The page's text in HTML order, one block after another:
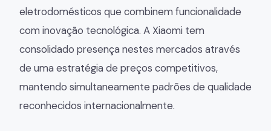
eletrodomésticos que combinem funcionalidade
com inovação tecnológica. A Xiaomi tem
consolidado presença nestes mercados através
de uma estratégia de preços competitivos,
mantendo simultaneamente padrões de qualidade
reconhecidos internacionalmente.